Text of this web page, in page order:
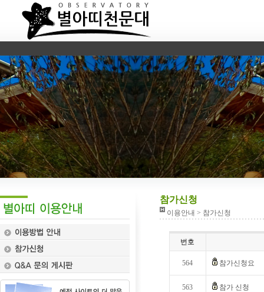
참가신청
이용안내 > 참가신청
번호
564 참가신청요
563 참가 신청